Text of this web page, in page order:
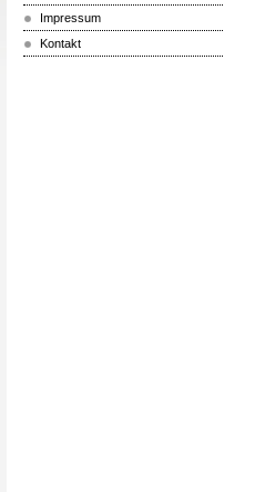
Impressum
Kontakt